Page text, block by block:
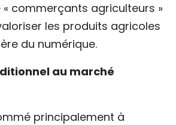
中文
РУССКИЙ
ESPAÑOL
« commerçants agriculteurs »
les produits agricoles
du numérique.
au marché
principalement à